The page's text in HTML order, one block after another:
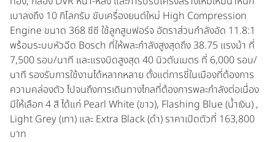
เบาลงถึง 10 กิโลกรัม ขับเครื่องยนต์ใหม่ High Compression
Engine ขนาด 368 ซีซี ใช้ลูกสูบฟอร์จ อัตราส่วนกำลังอัด 11.8:1
พร้อมระบบหัวฉีด Bosch ที่ให้พละกำลังสูงสุดถึง 38.75 แรงม้า ที่
7,500 รอบ/นาที และแรงบิดสูงสุด 40 นิวตันเมตร ที่ 6,000 รอบ/
นาที รองรับการใช้งานได้หลากหลาย ตั้งแต่การขี่ในเมืองที่ต้องการ
ความคล่องตัว ไปจนถึงการเดินทางไกลที่ต้องการพละกำลังต่อเนื่อง
มีให้เลือก 4 สี ได้แก่ Pearl White (ขาว), Flashing Blue (น้ำเงิน) ,
Light Grey (เทา) และ Extra Black (ดำ) ราคาเปิดตัวที่ 163,800
บาท